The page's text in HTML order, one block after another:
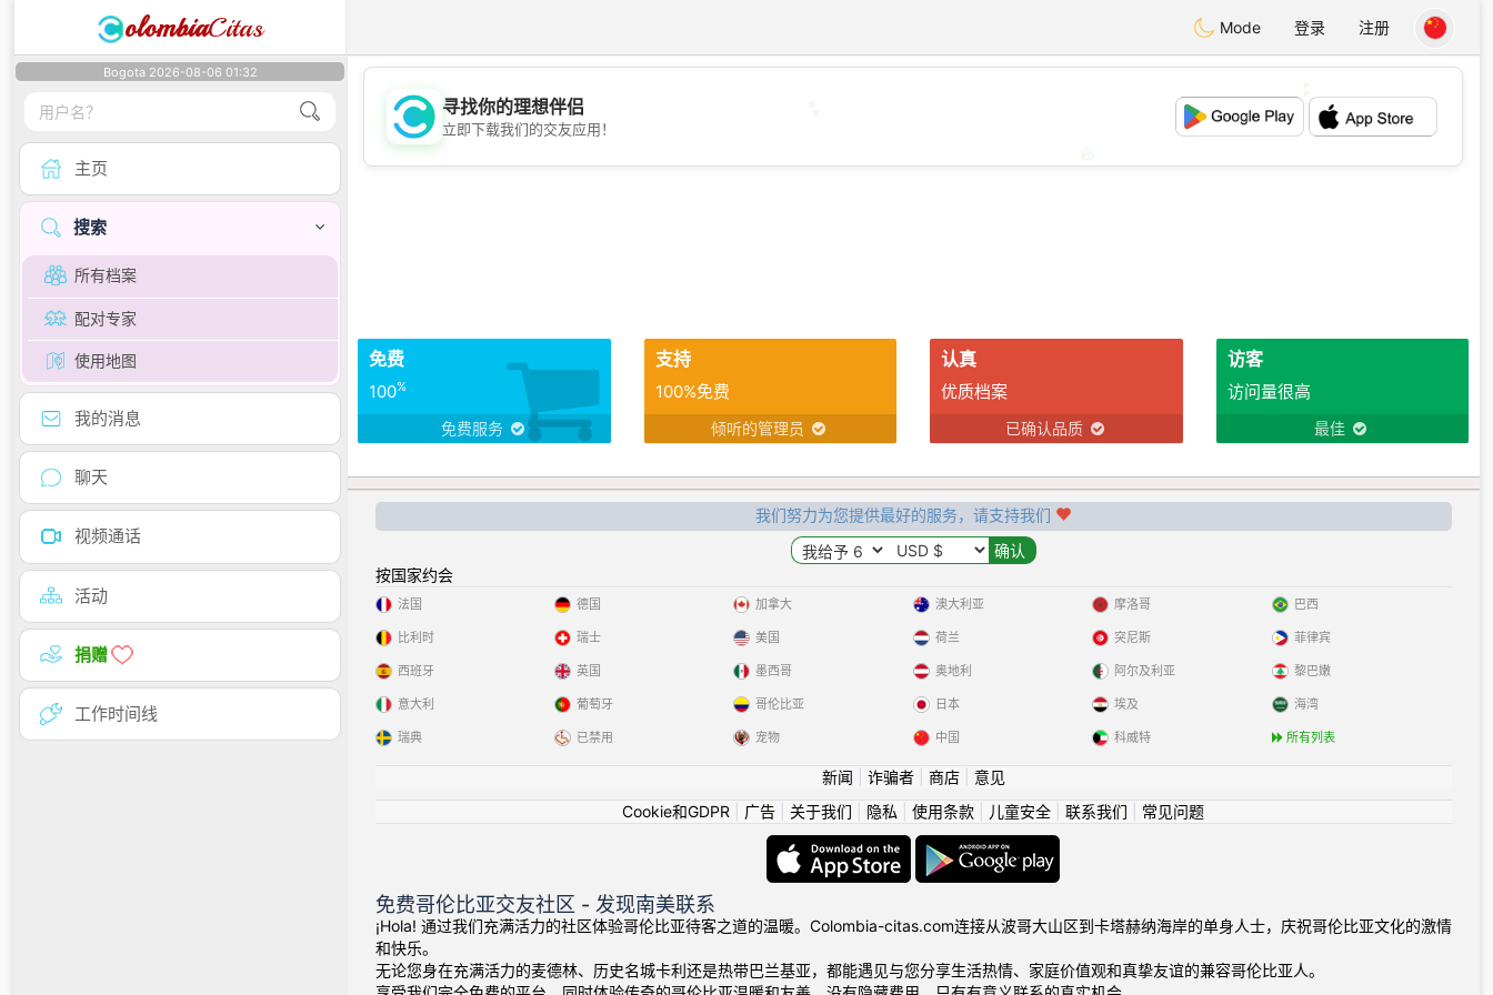
olombiaCitas Mode 登录 注册
Bogota 2026-08-06 01:32
主页
搜索
所有档案
配对专家
使用地图
我的消息
聊天
视频通话
活动
捐赠
工作时间线
寻找你的理想伴侣
立即下载我们的交友应用！
免费
100%
免费服务
支持
100%免费
倾听的管理员
认真
优质档案
已确认品质
访客
访问量很高
最佳
我们努力为您提供最好的服务，请支持我们
按国家约会
法国
比利时
西班牙
意大利
瑞典
德国
瑞士
英国
葡萄牙
已禁用
加拿大
美国
墨西哥
哥伦比亚
宠物
澳大利亚
荷兰
奥地利
日本
中国
摩洛哥
突尼斯
阿尔及利亚
埃及
科威特
巴西
菲律宾
黎巴嫩
海湾
所有列表
新闻 诈骗者| 商店| 意见
Cookie和GDPR
广告 关于我们 隐私 使用条款 儿童安全 联系我们 常见问题
免费哥伦比亚交友社区 - 发现南美联系
¡Hola! 通过我们充满活力的社区体验哥伦比亚待客之道的温暖。Colombia-citas.com连接从波哥大山区到卡塔赫纳海岸的单身人士，庆祝哥伦比亚文化的激情
和快乐。
无论您身在充满活力的麦德林、历史名城卡利还是热带巴兰基亚，都能遇见与您分享生活热情、家庭价值观和真挚友谊的兼容哥伦比亚人。